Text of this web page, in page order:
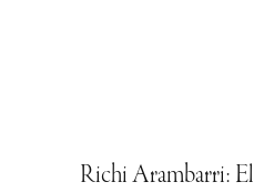
Richi Arambarri: El